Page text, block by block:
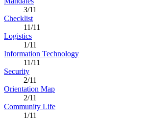
3/11
Checklist
11/11
Logistics
1/11
Information Technology
11/11
Security
2/11
Orientation Map
2/11
Community Life
1/11